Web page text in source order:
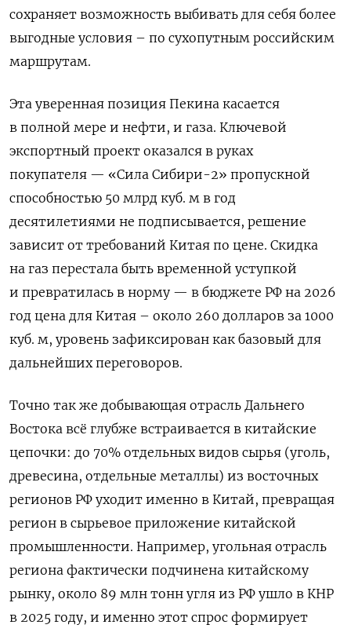
сохраняет возможность выбивать для себя более
выгодные условия – по сухопутным российским
маршрутам.
Эта уверенная позиция Пекина касается
в полной мере и нефти, и газа. Ключевой
экспортный проект оказался в руках
покупателя — «Сила Сибири-2» пропускной
способностью 50 млрд куб. м в год
десятилетиями не подписывается, решение
зависит от требований Китая по цене. Скидка
на газ перестала быть временной уступкой
и превратилась в норму — в бюджете РФ на 2026
год цена для Китая – около 260 долларов за 1000
куб. м, уровень зафиксирован как базовый для
дальнейших переговоров.
Точно так же добывающая отрасль Дальнего
Востока всё глубже встраивается в китайские
цепочки: до 70% отдельных видов сырья (уголь,
древесина, отдельные металлы) из восточных
регионов РФ уходит именно в Китай, превращая
регион в сырьевое приложение китайской
промышленности. Например, угольная отрасль
региона фактически подчинена китайскому
рынку, около 89 млн тонн угля из РФ ушло в КНР
в 2025 году, и именно этот спрос формирует